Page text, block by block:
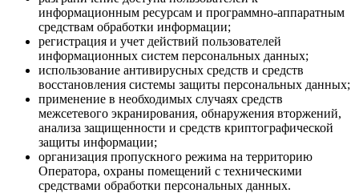
информационным ресурсам и программно-аппаратным
средствам обработки информации;
регистрация и учет действий пользователей
информационных систем персональных данных;
использование антивирусных средств и средств
восстановления системы защиты персональных данных;
применение в необходимых случаях средств
межсетевого экранирования, обнаружения вторжений,
анализа защищенности и средств криптографической
защиты информации;
организация пропускного режима на территорию
Оператора, охраны помещений с техническими
средствами обработки персональных данных.